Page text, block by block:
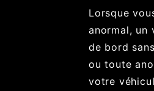
Lorsque
anormal, un
de bord
ou toute
votre